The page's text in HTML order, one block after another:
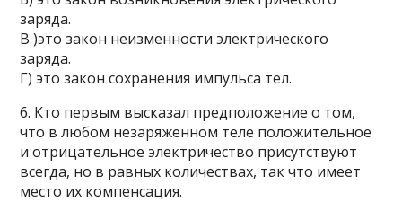
заряда.
В )это закон неизменности электрического
заряда.
Г) это закон сохранения импульса тел.
6. Кто первым высказал предположение о том,
что в любом незаряженном теле положительное
и отрицательное электричество присутствуют
всегда, но в равных количествах, так что имеет
место их компенсация.